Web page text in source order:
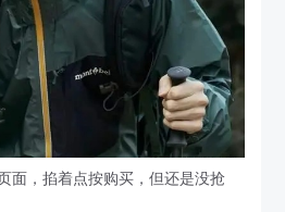
面，掐着点按购买，但还是没抢